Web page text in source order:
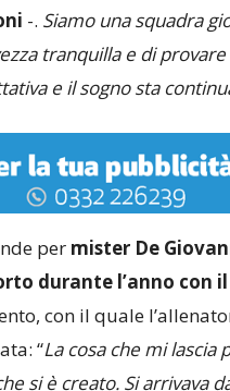
-. Siamo una squadra
tranquilla e di
e il sogno sta
per mister De
durante l’anno con
con il quale
“La cosa che mi lascia
si è creato. Si arrivava